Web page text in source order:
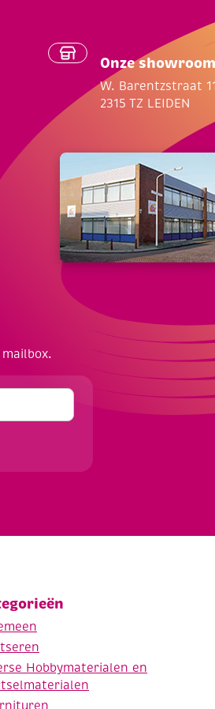
Onze showroom
W. Barentzstraat
2315 TZ LEIDEN
Hobbymaterialen en